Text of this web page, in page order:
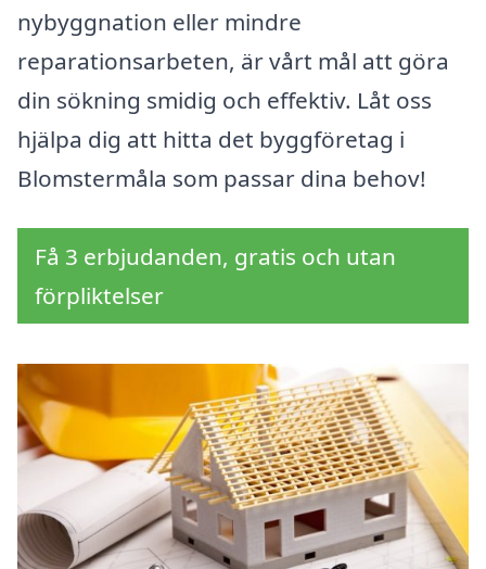
nybyggnation eller mindre
reparationsarbeten, är vårt mål att göra
din sökning smidig och effektiv. Låt oss
hjälpa dig att hitta det byggföretag i
Blomstermåla som passar dina behov!
Få 3 erbjudanden, gratis och utan
förpliktelser